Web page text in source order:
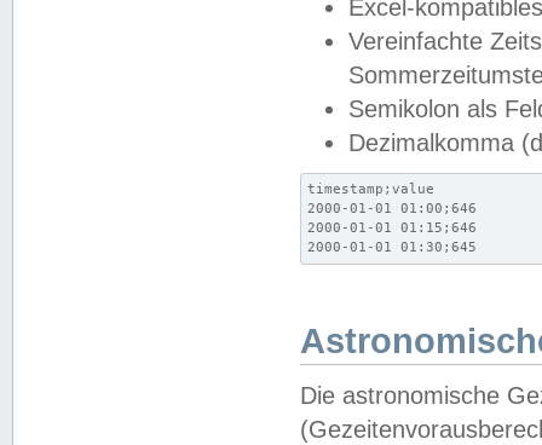
Excel-
Vereinfachte
Semikolon als
Dezimalkomma
timestamp;value
2000-01-01 01:00;646
2000-01-01 01:15;646
2000-01-01 01:30;645
Die astronomische